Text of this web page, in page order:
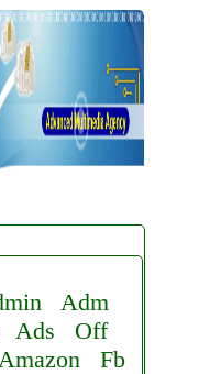
Adm
Ads
Off
Fb